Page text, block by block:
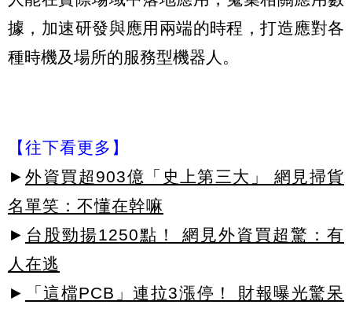
據，加速研發與應用兩端的時程，打造應對各
種時機及場所的服務型機器人。
【往下看更多】
► 外資買超903億「史上第三大」 網見掃貨
名單笑：不懂在幹嘛
► 台股勁揚1250點！ 網見外資買超驚：有
人在逃
►
「這檔PCB」連拉3漲停！ 財報曝光驚呆